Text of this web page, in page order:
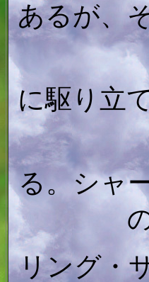
あるが、
に駆り立
る。シャ
リング・